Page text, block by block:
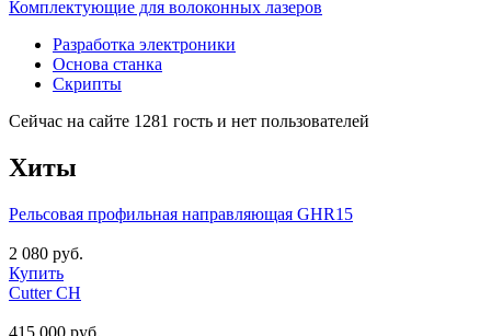
Комплектующие для волоконных лазеров
Разработка электроники
Основа станка
Скрипты
Сейчас на сайте 1281 гость и нет пользователей
Хиты
Рельсовая профильная направляющая GHR15
2 080 руб.
Купить
Cutter CH
415 000 руб.